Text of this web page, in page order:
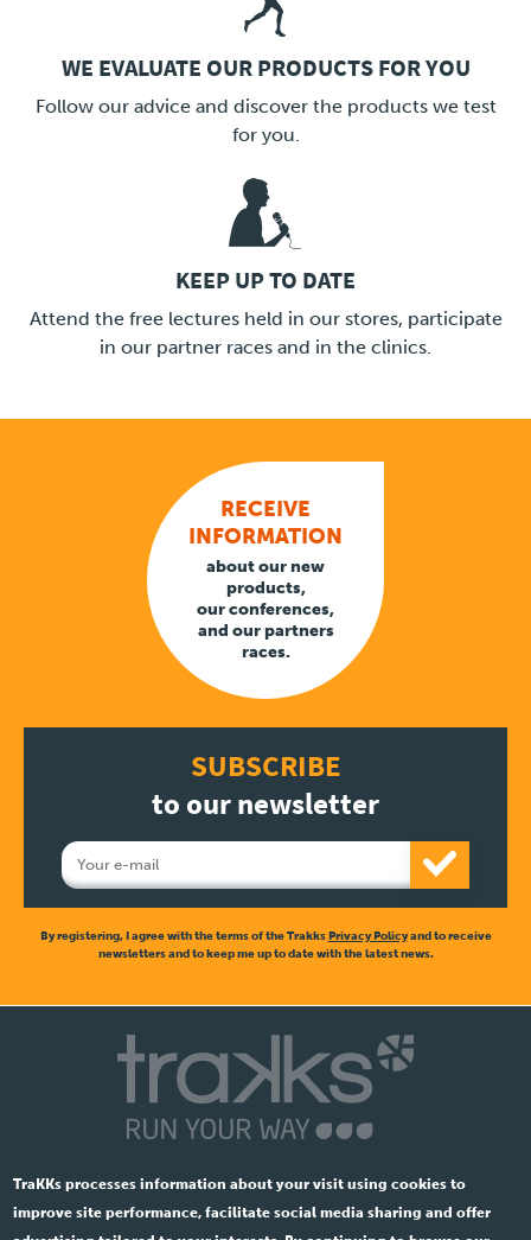
WE EVALUATE OUR PRODUCTS FOR YOU
Follow our advice and discover the products we test
for you.
KEEP UP TO DATE
Attend the free lectures held in our stores, participate
in our partner races and in the clinics.
RECEIVE
INFORMATION
about our new
products,
our conferences,
and our partners
races.
SUBSCRIBE
to our newsletter
By registering, I agree with the terms of the TrakksPrivacy Policyand to receive
newsletters and to keep me up to date with the latest news.
TraKKs processes information about your visit using cookies to
improve site performance, facilitate social media sharing and offer